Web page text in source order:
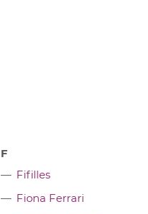
F
Fifilles
Fiona Ferrari